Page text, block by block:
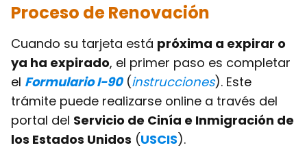
Proceso de Renovación
Cuando su tarjeta está próxima a expirar o
ya ha expirado, el primer paso es completar
el Formulario I-90(instrucciones). Este
trámite puede realizarse online a través del
portal del Servicio de Cinía e Inmigración de
los Estados Unidos (USCIS).